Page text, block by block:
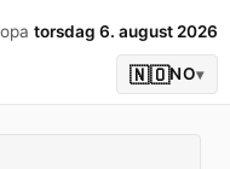
torsdag 6. august 2026
🇳🇴NO▾